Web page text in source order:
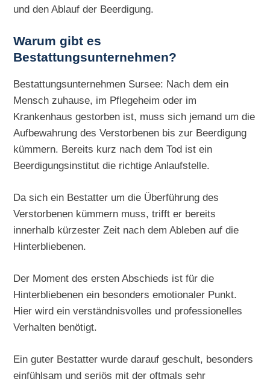
und den Ablauf der Beerdigung.
Warum gibt es
Bestattungsunternehmen?
Bestattungsunternehmen Sursee: Nach dem ein
Mensch zuhause, im Pflegeheim oder im
Krankenhaus gestorben ist, muss sich jemand um die
Aufbewahrung des Verstorbenen bis zur Beerdigung
kümmern. Bereits kurz nach dem Tod ist ein
Beerdigungsinstitut die richtige Anlaufstelle.
Da sich ein Bestatter um die Überführung des
Verstorbenen kümmern muss, trifft er bereits
innerhalb kürzester Zeit nach dem Ableben auf die
Hinterbliebenen.
Der Moment des ersten Abschieds ist für die
Hinterbliebenen ein besonders emotionaler Punkt.
Hier wird ein verständnisvolles und professionelles
Verhalten benötigt.
Ein guter Bestatter wurde darauf geschult, besonders
einfühlsam und seriös mit der oftmals sehr